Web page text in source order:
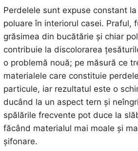
Perdelele sunt expuse constant
poluare în interiorul casei. Praful,
grăsimea din bucătărie și chiar
contribuie la discolorarea
o problemă nouă; pe măsură ce
materialele care constituie
particule, iar rezultatul este o
ducând la un aspect tern și
spălările frecvente pot duce la
făcând materialul mai moale și
șifonare.